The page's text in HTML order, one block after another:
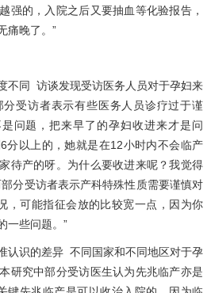
强的，入院之后又要抽血等化验报告，
痛晚了。”
不同 访谈发现受访医务人员对于孕妇来
受访者表示有些医务人员诊疗过于谨
问题，把来早了的孕妇收进来才是问
分以上的，她就是在12小时内不会临产
待产的呀。为什么要收进来呢？我觉得
分受访者表示产科特殊性质需要谨慎对
，可能指征会放的比较宽一点，因为你
一些问题。”
认识的差异 不同国家和不同地区对于孕
研究中部分受访医生认为先兆临产亦是